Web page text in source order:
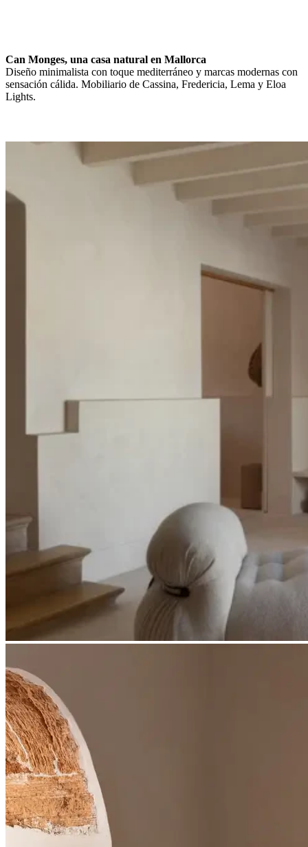
Can Monges, una casa natural en Mallorca
Diseño minimalista con toque mediterráneo y marcas modernas con
sensación cálida. Mobiliario de Cassina, Fredericia, Lema y Eloa
Lights.